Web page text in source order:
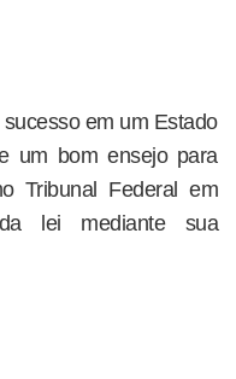
em um Estado
um bom ensejo para
Tribunal Federal em
lei mediante sua